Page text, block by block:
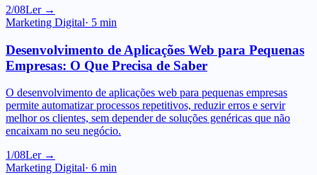
Desenvolvimento de Aplicações Web para Pequenas
O desenvolvimento de aplicações web para pequenas empresas
permite automatizar processos repetitivos, reduzir erros e servir
melhor os clientes, sem depender de soluções genéricas que não
encaixam no seu negócio.
1/08Ler →
Marketing Digital·6min
Agência Web Ribatejo: Como Escolher o Parceiro